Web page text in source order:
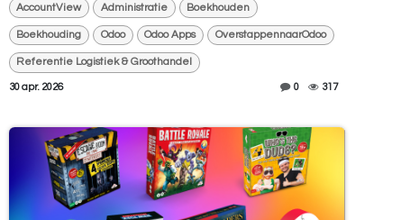
AccountView Administratie Boekhouden
Boekhouding Odoo Odoo Apps OverstappennaarOdoo
Referentie Logistiek & Groothandel
30 apr. 2026 0 317